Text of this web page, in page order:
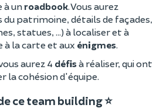
à unroadbook. Vous aurez
patrimoine, détails de façades,
statues, ...) à localiser et à
la carte et aux énigmes.
aurez 4 défisà réaliser, qui ont
la cohésion d'équipe.
ce team building ⭐